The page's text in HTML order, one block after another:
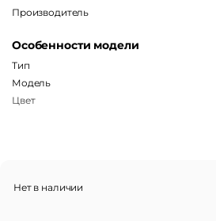
Производитель
Особенности модели
Тип
Модель
Цвет
Нет в наличии